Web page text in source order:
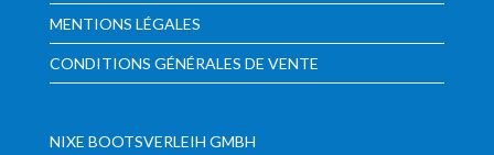
MENTIONS LÉGALES
CONDITIONS GÉNÉRALES DE VENTE
NIXE BOOTSVERLEIH GMBH